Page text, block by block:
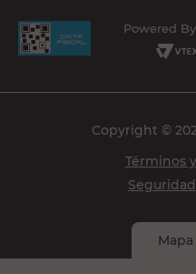
Powered By
Copyright ©
Términos